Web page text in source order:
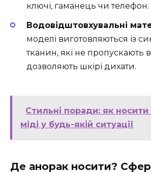
ключі, гаманець чи телефон.
Водовідштовхувальні
моделі виготовляються із
тканин, які не пропускають
дозволяють шкірі дихати.
Стильні поради: як
міді у будь-якій ситуації
Де анорак носити?